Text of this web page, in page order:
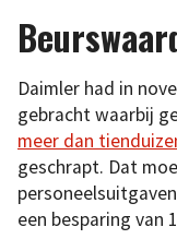
Daimler had in
gebracht waarbij
meer dan
geschrapt. Dat
een besparing van